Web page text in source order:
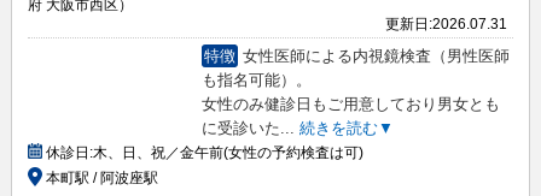
府 大阪市西区）
更新日:2026.07.31
特徴 女性医師による内視鏡検査（男性医師
も指名可能）。
女性のみ健診日もご用意しており男女とも
に受診いた
続きを読む▼
休診日:木、日、祝／金午前(女性の予約検査は可)
本町駅 / 阿波座駅